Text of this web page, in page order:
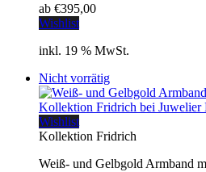
ab €395,00
Wishlist
inkl. 19 % MwSt.
Nicht vorrätig
Wishlist
Kollektion Fridrich
Weiß- und Gelbgold Armband